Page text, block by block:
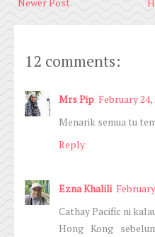
12 comments:
Mrs Pip February 24,
Menarik semua tu
Reply
Ezna Khalili
Cathay Pacific ni
Hong Kong